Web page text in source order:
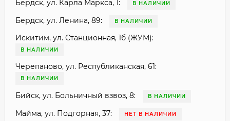
Бердск, ул. Карла Маркса, 1: В НАЛИЧИИ
Бердск, ул. Ленина, 89: В НАЛИЧИИ
Искитим, ул. Станционная, 1б (ЖУМ):
В НАЛИЧИИ
Черепаново, ул. Республиканская, 61:
В НАЛИЧИИ
Бийск, ул. Больничный взвоз, 8: В НАЛИЧИИ
Майма, ул. Подгорная, 37: НЕТ В НАЛИЧИИ